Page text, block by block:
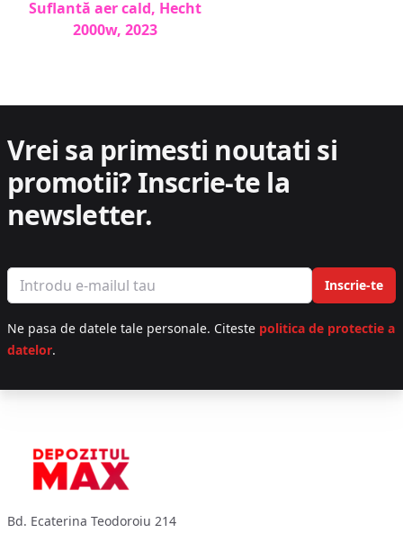
Suflantă aer cald, Hecht
2000w, 2023
Vrei sa primesti noutati si
promotii? Inscrie-te la
newsletter.
Email address Inscrie-te
Ne pasa de datele tale personale. Citeste politica de protectie a
datelor.
Bd. Ecaterina Teodoroiu 214